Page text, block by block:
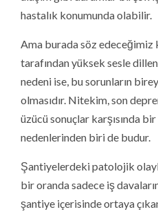
hastalık konumunda olabilir.
Ama burada söz
tarafından yüksek sesle
nedeni ise, bu sorunların
olmasıdır. Nitekim, son
üzücü sonuçlar karşısında
nedenlerinden biri de budur.
Şantiyelerdeki patolojik
bir oranda sadece iş
şantiye içerisinde ortaya